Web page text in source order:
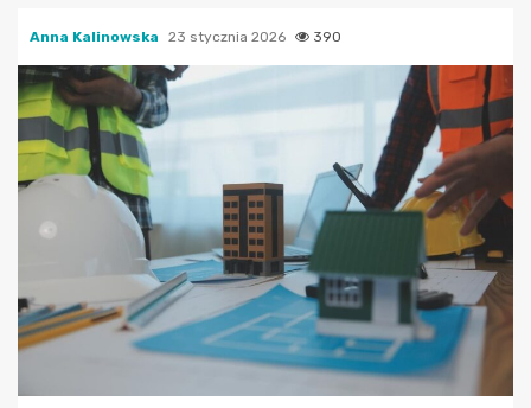
Anna Kalinowska 23 stycznia 2026 390